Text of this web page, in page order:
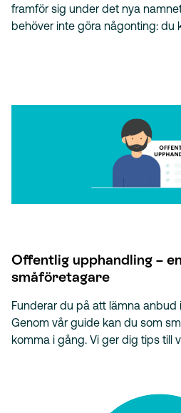
framför sig under det nya
behöver inte göra någonting: du
Offentlig upphandling –
småföretagare
Funderar du på att lämna
Genom vår guide kan du som
komma i gång. Vi ger dig tips till